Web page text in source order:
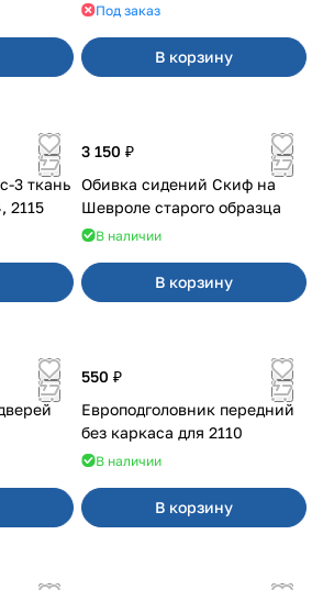
Под заказ
В корзину
3 ткань
2115
3 150 ₽
Обивка сидений Скиф на
Шевроле старого образца
В наличии
В корзину
550 ₽
Европодголовник передний
без каркаса для 2110
В наличии
В корзину